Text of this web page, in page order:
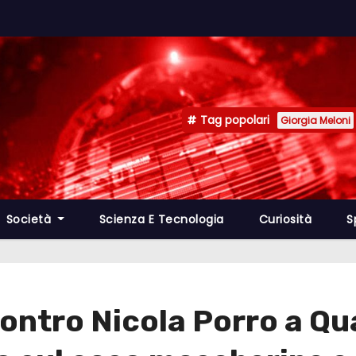
Tag popolari Giorgia Meloni
Società Scienza E Tecnologia Curiosità
Nicola Porro a